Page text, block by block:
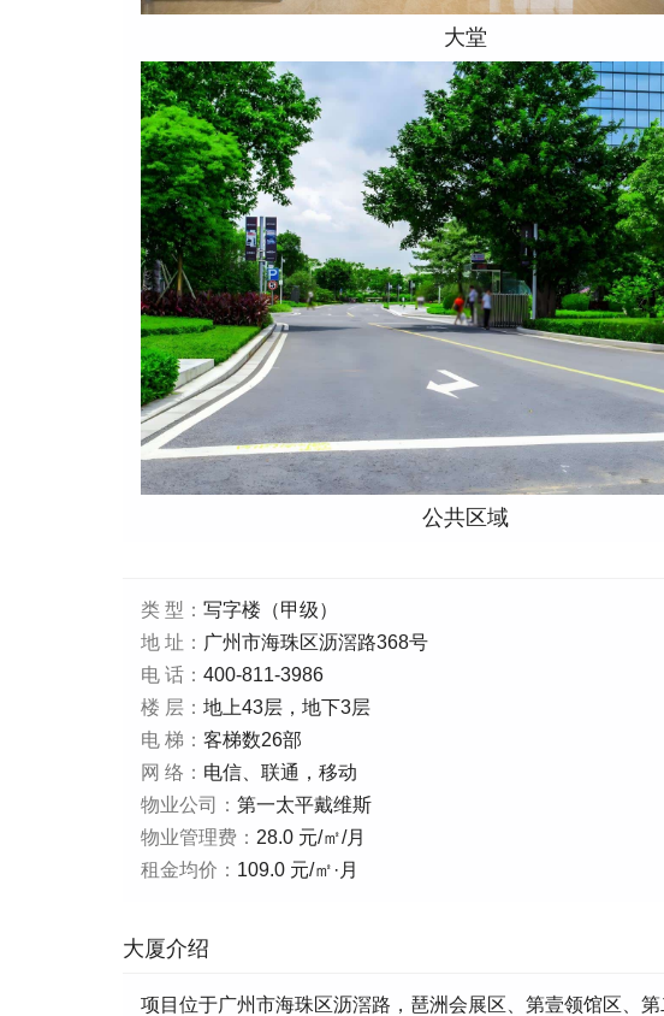
大堂
公共区域
类 型： 写字楼（甲级）
地 址： 广州市海珠区沥滘路368号
电 话： 400-811-3986
楼 层： 地上43层，地下3层
电 梯： 客梯数26部
网 络： 电信、联通，移动
物业公司： 第一太平戴维斯
物业管理费： 28.0 元/㎡/月
租金均价： 109.0 元/㎡·月
大厦介绍
项目位于广州市海珠区沥滘路，琶洲会展区、第壹领馆区、